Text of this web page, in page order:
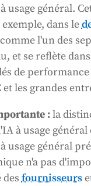
usage général.
dans le
l'un des
et se reflète
de
les grandes
:la
à usage général
usage général
n'a pas
fournisseurs